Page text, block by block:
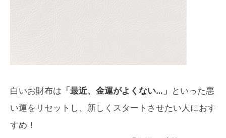
白いお財布は 「最近、金運がよくない…」 といった悪
い運をリセットし、新しくスタートさせたい人におす
すめ！